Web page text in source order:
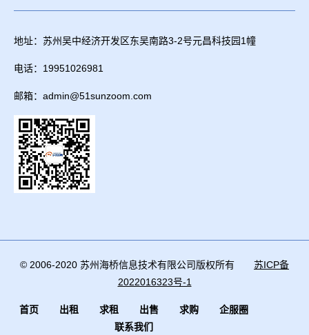
地址：苏州吴中经济开发区东吴南路3-2号元昌科技园1幢
电话：19951026981
邮箱：admin@51sunzoom.com
© 2006-2020 苏州海桥信息技术有限公司版权所有 苏ICP备
2022016323号-1
首页 出租 求租 出售 求购
企服圈
联系我们